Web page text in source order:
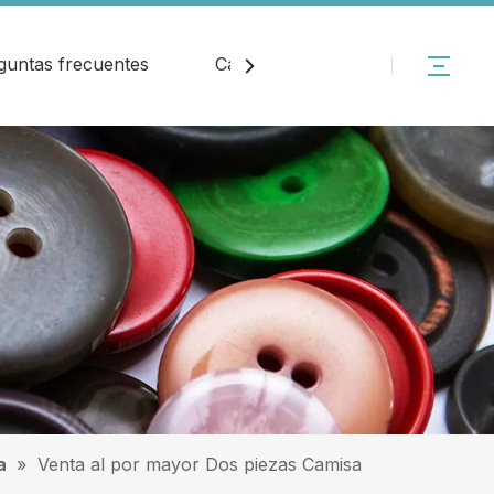
frecuentes Catalogar
» Venta al por mayor Dos piezas Camisa